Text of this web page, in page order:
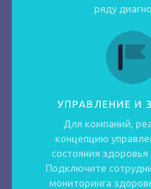
ряду
УПРАВЛЕНИЕ И
Для компаний,
концепцию
состояния здоровья
Подключите
мониторинга